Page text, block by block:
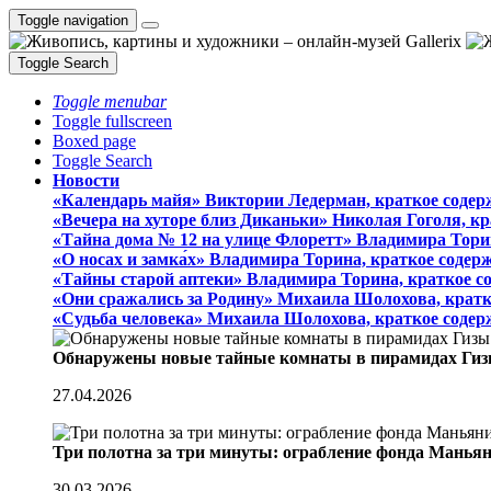
Toggle navigation
Toggle Search
Toggle menubar
Toggle fullscreen
Boxed page
Toggle Search
Новости
«Календарь майя» Виктории Ледерман, краткое
«Вечера на хуторе близ Диканьки» Николая Гоголя,
«Тайна дома № 12 на улице Флоретт» Владимира
«О носах и замка́х» Владимира Торина, краткое
«Тайны старой аптеки» Владимира Торина, краткое
«Они сражались за Родину» Михаила Шолохова,
«Судьба человека» Михаила Шолохова, краткое
Обнаружены новые тайные комнаты в пирамидах
27.04.2026
Три полотна за три минуты: ограбление фонда